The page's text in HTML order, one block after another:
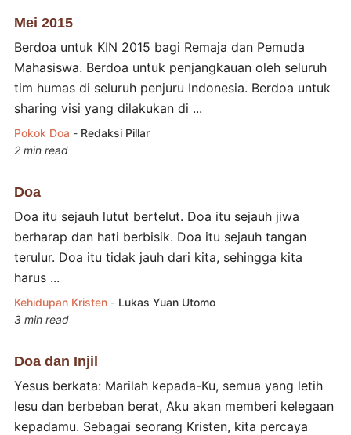
Mei 2015
Berdoa untuk KIN 2015 bagi Remaja dan Pemuda
Mahasiswa. Berdoa untuk penjangkauan oleh seluruh
tim humas di seluruh penjuru Indonesia. Berdoa untuk
sharing visi yang dilakukan di ...
Pokok Doa - Redaksi Pillar
2 min read
Doa
Doa itu sejauh lutut bertelut. Doa itu sejauh jiwa
berharap dan hati berbisik. Doa itu sejauh tangan
terulur. Doa itu tidak jauh dari kita, sehingga kita
harus ...
Kehidupan Kristen - Lukas Yuan Utomo
3 min read
Doa dan Injil
Yesus berkata: Marilah kepada-Ku, semua yang letih
lesu dan berbeban berat, Aku akan memberi kelegaan
kepadamu. Sebagai seorang Kristen, kita percaya